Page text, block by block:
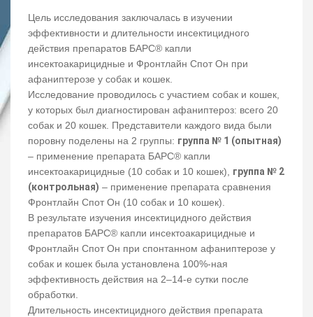
Цель исследования заключалась в изучении
эффективности и длительности инсектицидного
действия препаратов БАРС® капли
инсектоакарицидные и Фронтлайн Спот Он при
афаниптерозе у собак и кошек.
Исследование проводилось с участием собак и кошек,
у которых был диагностирован афаниптероз: всего 20
собак и 20 кошек. Представители каждого вида были
поровну поделены на 2 группы: группа № 1 (опытная)
– применение препарата БАРС® капли
инсектоакарицидные (10 собак и 10 кошек), группа № 2
(контрольная) – применение препарата сравнения
Фронтлайн Спот Он (10 собак и 10 кошек).
В результате изучения инсектицидного действия
препаратов БАРС® капли инсектоакарицидные и
Фронтлайн Спот Он при спонтанном афаниптерозе у
собак и кошек была установлена 100%-ная
эффективность действия на 2–14-е сутки после
обработки.
Длительность инсектицидного действия препарата